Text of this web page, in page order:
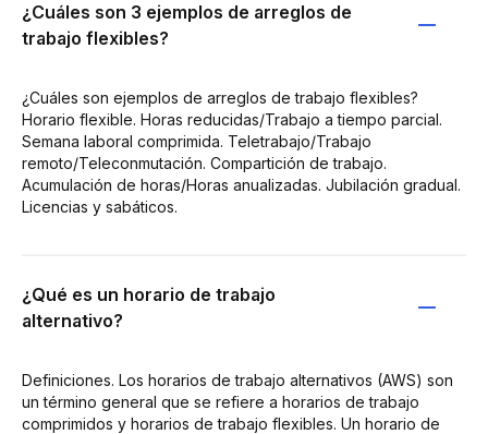
¿Cuáles son 3 ejemplos de arreglos de
trabajo flexibles?
¿Cuáles son ejemplos de arreglos de trabajo flexibles?
Horario flexible. Horas reducidas/Trabajo a tiempo parcial.
Semana laboral comprimida. Teletrabajo/Trabajo
remoto/Teleconmutación. Compartición de trabajo.
Acumulación de horas/Horas anualizadas. Jubilación gradual.
Licencias y sabáticos.
¿Qué es un horario de trabajo
alternativo?
Definiciones. Los horarios de trabajo alternativos (AWS) son
un término general que se refiere a horarios de trabajo
comprimidos y horarios de trabajo flexibles. Un horario de